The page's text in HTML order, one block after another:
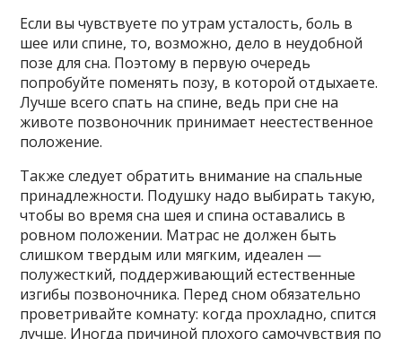
Если вы чувствуете по утрам усталость, боль в
шее или спине, то, возможно, дело в неудобной
позе для сна. Поэтому в первую очередь
попробуйте поменять позу, в которой отдыхаете.
Лучше всего спать на спине, ведь при сне на
животе позвоночник принимает неестественное
положение.
Также следует обратить внимание на спальные
принадлежности. Подушку надо выбирать такую,
чтобы во время сна шея и спина оставались в
ровном положении. Матрас не должен быть
слишком твердым или мягким, идеален —
полужесткий, поддерживающий естественные
изгибы позвоночника. Перед сном обязательно
проветривайте комнату: когда прохладно, спится
лучше. Иногда причиной плохого самочувствия по